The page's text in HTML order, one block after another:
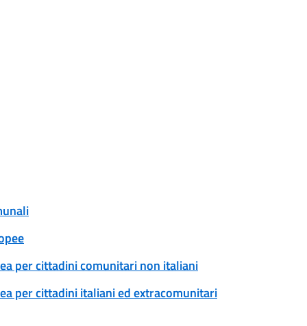
per cittadini comunitari non italiani
per cittadini italiani ed extracomunitari